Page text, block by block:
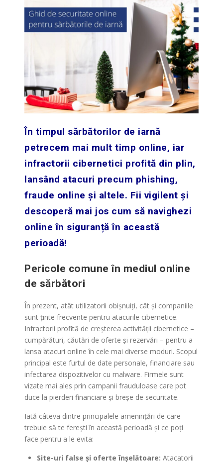
În timpul sărbătorilor de iarnă
petrecem mai mult timp online, iar
infractorii cibernetici profită din plin,
lansând atacuri precum phishing,
fraude online și altele. Fii vigilent și
descoperă mai jos cum să navighezi
online în siguranță în această
perioadă!
Pericole comune în mediul online
de sărbători
În prezent, atât utilizatorii obișnuiți, cât și companiile
sunt ținte frecvente pentru atacurile cibernetice.
Infractorii profită de creșterea activității cibernetice –
cumpărături, căutări de oferte și rezervări – pentru a
lansa atacuri online în cele mai diverse moduri. Scopul
principal este furtul de date personale, financiare sau
infectarea dispozitivelor cu malware. Firmele sunt
vizate mai ales prin campanii frauduloase care pot
duce la pierderi financiare și breșe de securitate.
Iată câteva dintre principalele amenințări de care
trebuie să te ferești în această perioadă și ce poți
face pentru a le evita:
Site-uri false și oferte înșelătoare: Atacatorii